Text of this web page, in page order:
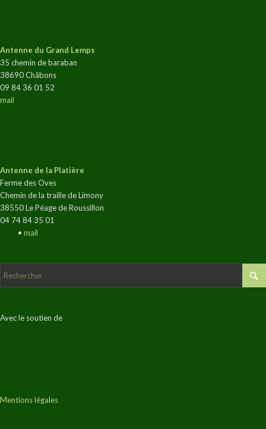
Antenne du Grand Lemps
35 chemin de baraban
38690 Châbons
09 84 36 01 52
mail
Antenne de la Platière
Ferme des Oves
Chemin de la traille de Limony
38550 Le Péage de Roussillon
04 74 84 35 01
• mail
Avec le soutien de
Mentions légales